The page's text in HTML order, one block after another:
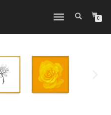
토
내
게
이
션
0